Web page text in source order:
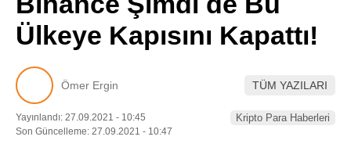
TikTok
Pinterest
LinkedIn
Ülkeye Kapısını Kapattı!
Ömer Ergin TÜM YAZILARI
Yayınlandı: 27.09.2021 - 10:45
Son Güncelleme: 27.09.2021 - 10:47
Kripto Para Haberleri